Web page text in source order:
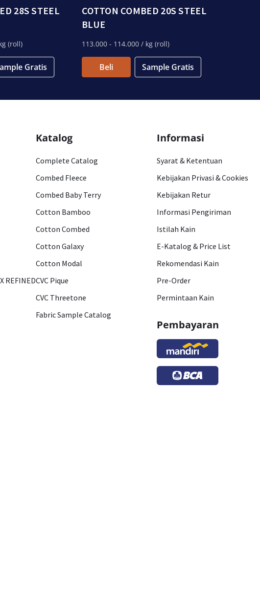
28S STEEL
(roll)
Gratis
COTTON COMBED 20S STEEL
BLUE
113.000 - 114.000 / kg (roll)
Beli Sample Gratis
REFINED
Katalog
Complete Catalog
Combed Fleece
Combed Baby Terry
Cotton Bamboo
Cotton Combed
Cotton Galaxy
Cotton Modal
CVC Pique
CVC Threetone
Fabric Sample Catalog
Informasi
Syarat & Ketentuan
Kebijakan Privasi & Cookies
Kebijakan Retur
Informasi Pengiriman
Istilah Kain
E-Katalog & Price List
Rekomendasi Kain
Pre-Order
Permintaan Kain
Pembayaran